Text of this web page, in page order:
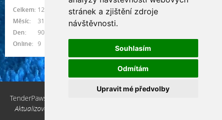
stránek a zjištění zdroje
návštěvnosti.
Souhlasím
Odmítám
Upravit mé předvolby
Online: 9
Celkem: 1215905
Měsíc:
31408
Den:
909
TenderPaws, CZ © 2026 eStránky.cz
Aktualizováno: 10. 3. 2026